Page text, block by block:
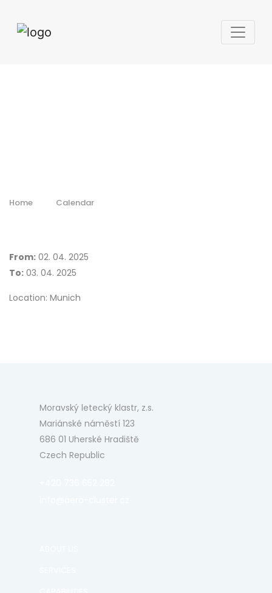
Home Calendar
From: 02. 04. 2025
To: 03. 04. 2025
Location: Munich
Moravský letecký klastr, z.s.
Mariánské náměstí 123
686 01 Uherské Hradiště
Czech Republic